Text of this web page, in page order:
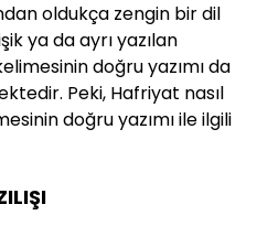
oldukça zengin bir dil
ya da ayrı yazılan
doğru yazımı da
Peki, Hafriyat nasıl
doğru yazımı ile ilgili